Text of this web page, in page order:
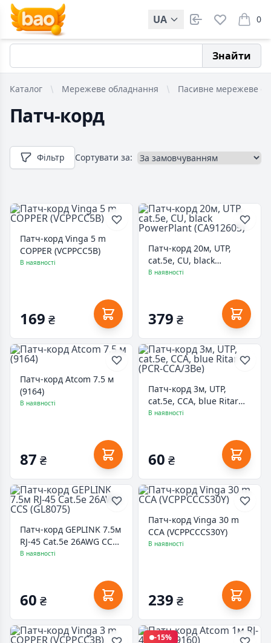
UA 0
items
Знайти
Каталог Мережеве обладнання Пасивне мережеве
Патч-корд
Фільтр Сортувати за:
Патч-корд Vinga 5 m
COPPER (VCPPCC5B)
В наявності
169 ₴
Патч-корд 20м, UTP,
cat.5e, CU, black
PowerPlant (CA912605)
В наявності
379 ₴
Патч-корд Atcom 7.5 м
(9164)
В наявності
87 ₴
Патч-корд 3м, UTP,
cat.5e, CCA, blue Ritar
(PCR-CCA/3Be)
В наявності
60 ₴
Патч-корд GEPLINK 7.5м
RJ-45 Cat.5e 26AWG CCS
(GL8075)
В наявності
60 ₴
Патч-корд Vinga 30 m
CCA (VCPPCCCS30Y)
В наявності
239 ₴
-15%